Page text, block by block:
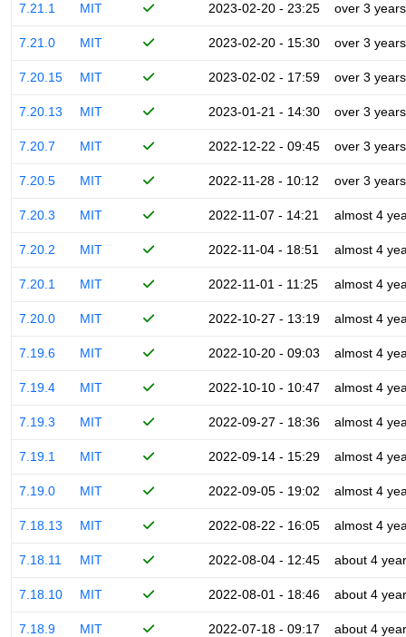
7.21.1 MIT 2023-02-20 - 23:25 over 3 years
7.21.0 MIT 2023-02-20 - 15:30 over 3 years
7.20.15 MIT 2023-02-02 - 17:59 over 3 years
7.20.13 MIT 2023-01-21 - 14:30 over 3 years
7.20.7 MIT 2022-12-22 - 09:45 over 3 years
7.20.5 MIT 2022-11-28 - 10:12 over 3 years
7.20.3 MIT 2022-11-07 - 14:21 almost 4
7.20.2 MIT 2022-11-04 - 18:51 almost 4
7.20.1 MIT 2022-11-01 - 11:25 almost 4
7.20.0 MIT 2022-10-27 - 13:19 almost 4
7.19.6 MIT 2022-10-20 - 09:03 almost 4
7.19.4 MIT 2022-10-10 - 10:47 almost 4
7.19.3 MIT 2022-09-27 - 18:36 almost 4
7.19.1 MIT 2022-09-14 - 15:29 almost 4
7.19.0 MIT 2022-09-05 - 19:02 almost 4
7.18.13 MIT 2022-08-22 - 16:05 almost 4
7.18.11 MIT 2022-08-04 - 12:45 about 4
7.18.10 MIT 2022-08-01 - 18:46 about 4
7.18.9 MIT 2022-07-18 - 09:17 about 4